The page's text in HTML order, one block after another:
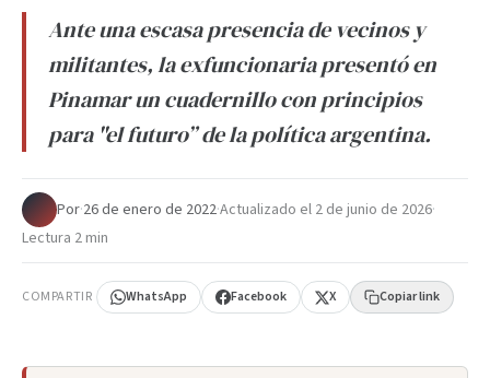
Ante una escasa presencia de vecinos y
militantes, la exfuncionaria presentó en
Pinamar un cuadernillo con principios
para "el futuro” de la política argentina.
Por·26 de enero de 2022·Actualizado el 2 de junio de 2026·
Lectura 2 min
COMPARTIR WhatsApp Facebook X Copiar link